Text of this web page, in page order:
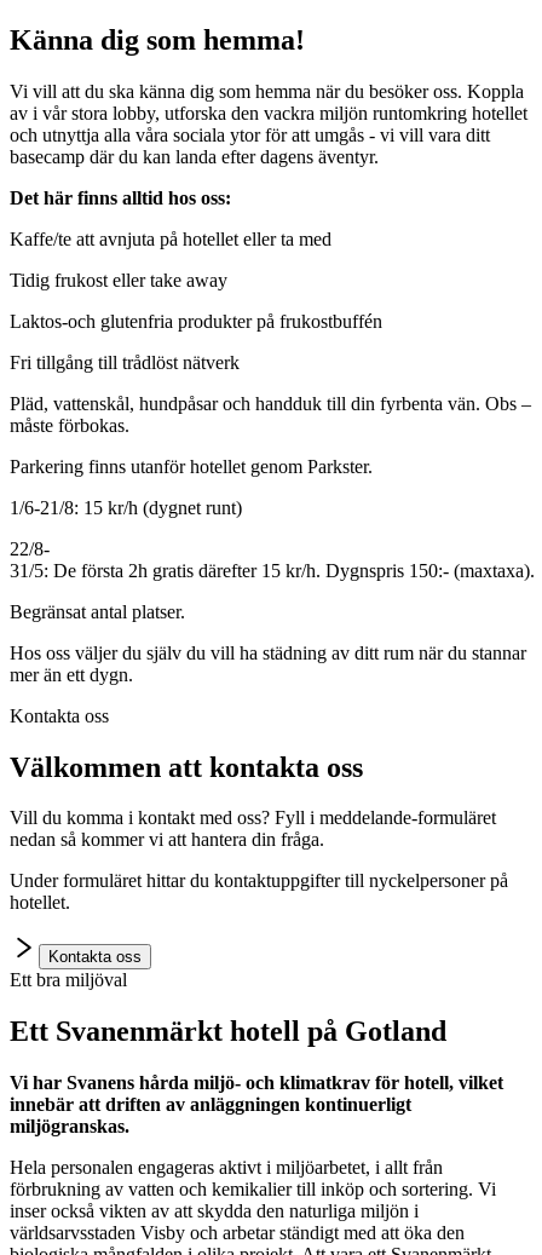
Känna dig som hemma!
Vi vill att du ska känna dig som hemma när du besöker oss. Koppla
av i vår stora lobby, utforska den vackra miljön runtomkring hotellet
och utnyttja alla våra sociala ytor för att umgås - vi vill vara ditt
basecamp där du kan landa efter dagens äventyr.
Det här finns alltid hos oss:
Kaffe/te att avnjuta på hotellet eller ta med
Tidig frukost eller take away
Laktos-och glutenfria produkter på frukostbuffén
Fri tillgång till trådlöst nätverk
Pläd, vattenskål, hundpåsar och handduk till din fyrbenta vän. Obs –
måste förbokas.
Parkering finns utanför hotellet genom Parkster.
1/6-21/8: 15 kr/h (dygnet runt)
22/8-
31/5: De första 2h gratis därefter 15 kr/h. Dygnspris 150:- (maxtaxa).
Begränsat antal platser.
Hos oss väljer du själv du vill ha städning av ditt rum när du stannar
mer än ett dygn.
Kontakta oss
Välkommen att kontakta oss
Vill du komma i kontakt med oss? Fyll i meddelande-formuläret
nedan så kommer vi att hantera din fråga.
Under formuläret hittar du kontaktuppgifter till nyckelpersoner på
hotellet.
Kontakta oss
Ett bra miljöval
Ett Svanenmärkt hotell på Gotland
Vi har Svanens hårda miljö- och klimatkrav för hotell, vilket
innebär att driften av anläggningen kontinuerligt
miljögranskas.
Hela personalen engageras aktivt i miljöarbetet, i allt från
förbrukning av vatten och kemikalier till inköp och sortering. Vi
inser också vikten av att skydda den naturliga miljön i
världsarvsstaden Visby och arbetar ständigt med att öka den